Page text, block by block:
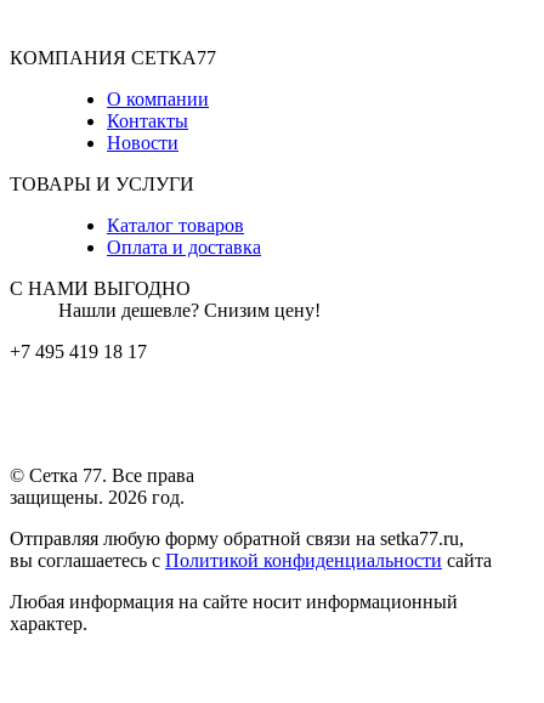
КОМПАНИЯ СЕТКА77
О компании
Контакты
Новости
ТОВАРЫ И УСЛУГИ
Каталог товаров
Оплата и доставка
С НАМИ ВЫГОДНО
Нашли дешевле? Снизим цену!
+7 495 419 18 17
© Сетка 77. Все права
защищены. 2026 год.
Отправляя любую форму обратной связи на setka77.ru,
вы соглашаетесь с Политикой конфиденциальности сайта
Любая информация на сайте носит информационный
характер.